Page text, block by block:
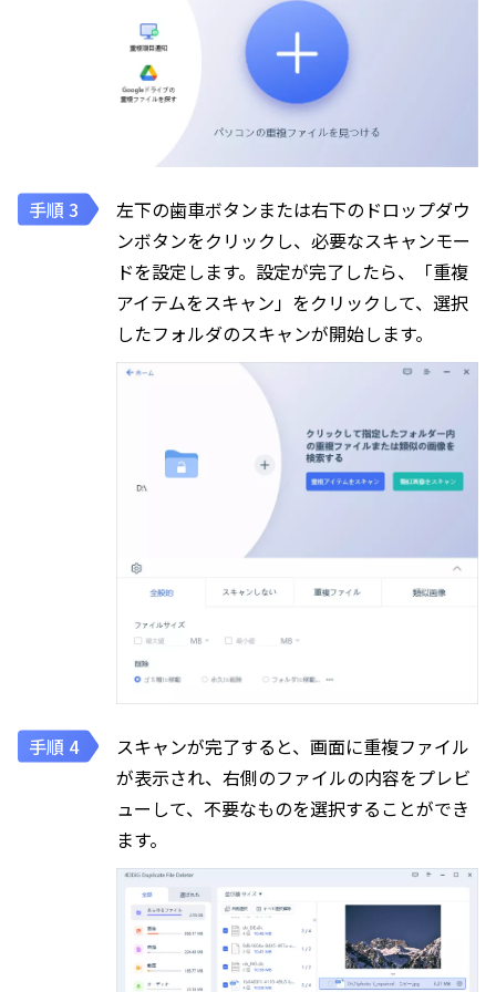
左下の歯車ボタンまたは右下のドロップダウ
ンボタンをクリックし、必要なスキャンモー
ドを設定します。設定が完了したら、「重複
アイテムをスキャン」をクリックして、選択
したフォルダのスキャンが開始します。
スキャンが完了すると、画面に重複ファイル
が表示され、右側のファイルの内容をプレビ
ューして、不要なものを選択することができ
ます。